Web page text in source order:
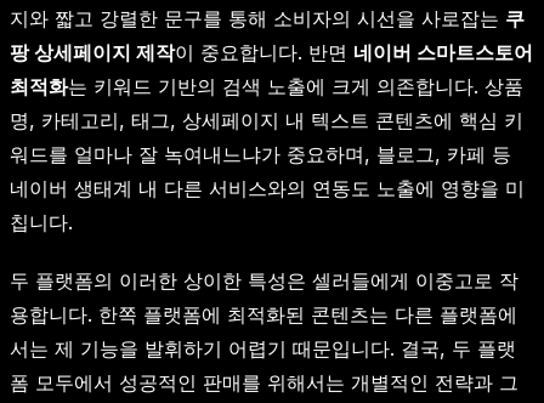
지와 짧고 강렬한 문구를 통해 소비자의 시선을 사로잡는 쿠
팡 상세페이지 제작이 중요합니다. 반면 네이버 스마트스토어
최적화는 키워드 기반의 검색 노출에 크게 의존합니다. 상품
명, 카테고리, 태그, 상세페이지 내 텍스트 콘텐츠에 핵심 키
워드를 얼마나 잘 녹여내느냐가 중요하며, 블로그, 카페 등
네이버 생태계 내 다른 서비스와의 연동도 노출에 영향을 미
칩니다.
두 플랫폼의 이러한 상이한 특성은 셀러들에게 이중고로 작
용합니다. 한쪽 플랫폼에 최적화된 콘텐츠는 다른 플랫폼에
서는 제 기능을 발휘하기 어렵기 때문입니다. 결국, 두 플랫
폼 모두에서 성공적인 판매를 위해서는 개별적인 전략과 그